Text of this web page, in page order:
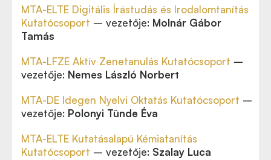
MTA-ELTE Digitális Írástudás és Irodalomtanítás
Kutatócsoport – vezetője: Molnár Gábor
Tamás
MTA-LFZE Aktív Zenetanulás Kutatócsoport –
vezetője: Nemes László Norbert
MTA-DE Idegen Nyelvi Oktatás Kutatócsoport –
vezetője: Polonyi Tünde Éva
MTA-ELTE Kutatásalapú Kémiatanítás
Kutatócsoport – vezetője: Szalay Luca